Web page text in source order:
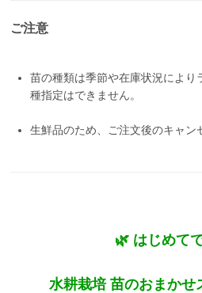
ご注意
苗の種類は季節や在庫状況により
種指定はできません。
生鮮品のため、ご注文後のキャン
🌿 はじめて
水耕栽培 苗のおまかせ